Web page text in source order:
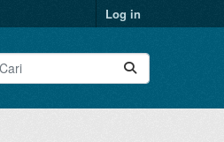
Log in